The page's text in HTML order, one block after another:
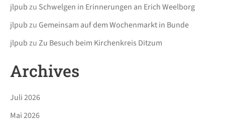
jlpubzu Schwelgen in Erinnerungen an Erich Weelborg
jlpubzu Gemeinsam auf dem Wochenmarkt in Bunde
jlpubzuZu Besuch beim Kirchenkreis Ditzum
Archives
Juli 2026
Mai 2026